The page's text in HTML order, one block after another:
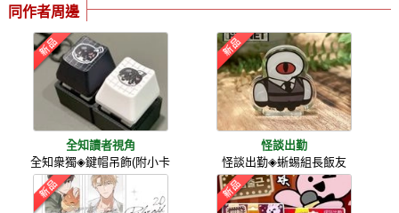
同作者周邊
全知讀者視角
全知衆獨◈鍵帽吊飾(附小卡
怪談出勤
怪談出勤◈蜥蜴組長飯友